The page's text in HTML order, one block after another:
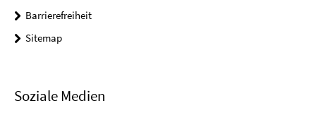
Barrierefreiheit
Sitemap
Soziale Medien